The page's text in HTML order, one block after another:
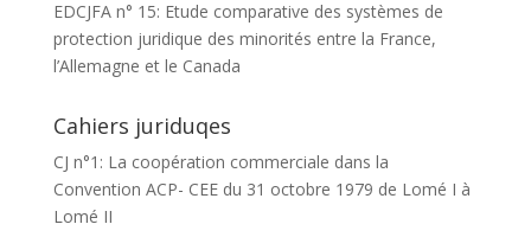
EDCJFA n° 15: Etude comparative des systèmes de
protection juridique des minorités entre la France,
l’Allemagne et le Canada
Cahiers juriduqes
CJ n°1: La coopération commerciale dans la
Convention ACP- CEE du 31 octobre 1979 de Lomé I à
Lomé II